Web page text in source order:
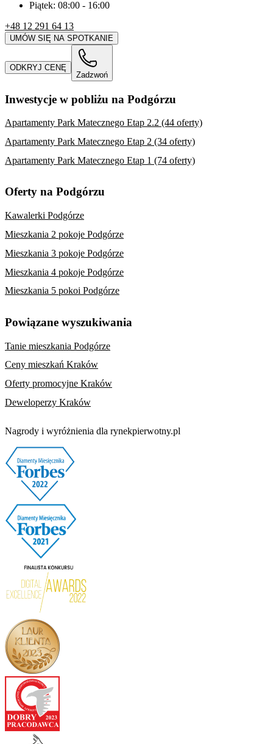
Piątek: 08:00 - 16:00
+48 12 291 64 13
UMÓW SIĘ NA SPOTKANIE
ODKRYJ CENĘ
Zadzwoń
Inwestycje w pobliżu na Podgórzu
Apartamenty Park Matecznego Etap 2.2 (44 oferty)
Apartamenty Park Matecznego Etap 2 (34 oferty)
Apartamenty Park Matecznego Etap 1 (74 oferty)
Oferty na Podgórzu
Kawalerki Podgórze
Mieszkania 2 pokoje Podgórze
Mieszkania 3 pokoje Podgórze
Mieszkania 4 pokoje Podgórze
Mieszkania 5 pokoi Podgórze
Powiązane wyszukiwania
Tanie mieszkania Podgórze
Ceny mieszkań Kraków
Oferty promocyjne Kraków
Deweloperzy Kraków
Nagrody i wyróżnienia dla rynekpierwotny.pl